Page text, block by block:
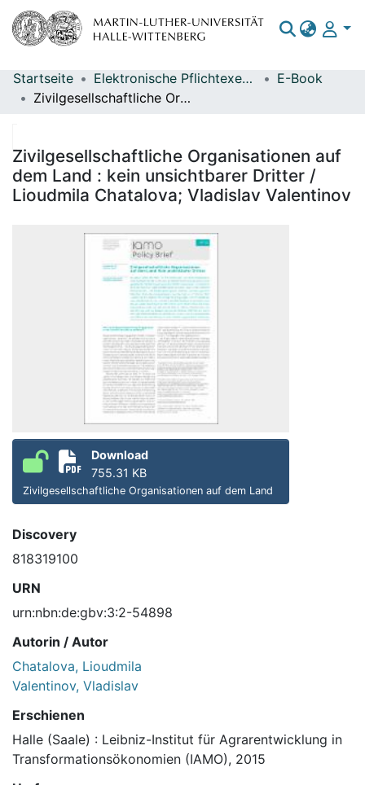
Bereiche & Sammlungen
Statistiken
Startseite Elektronische Pflichtexemplare
E-Book
Zivilgesellschaftliche Organisationen auf dem Land : kein unsichtbarer Dritter / Lioudmila Chatalova; Vladislav Valentinov
Zivilgesellschaftliche Organisationen auf
dem Land : kein unsichtbarer Dritter /
Lioudmila Chatalova; Vladislav Valentinov
Download
755.31 KB
Zivilgesellschaftliche Organisationen auf dem Land
Discovery
818319100
URN
urn:nbn:de:gbv:3:2-54898
Autorin / Autor
Chatalova, Lioudmila
Valentinov, Vladislav
Erschienen
Halle (Saale) : Leibniz-Institut für Agrarentwicklung in
Transformationsökonomien (IAMO), 2015